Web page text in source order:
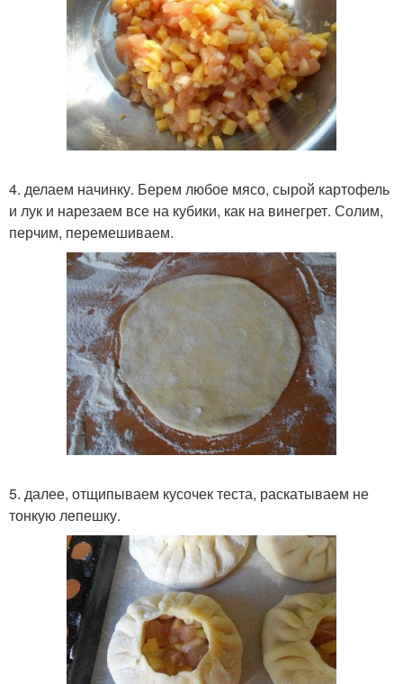
4. делаем начинку. Берем любое мясо, сырой картофель
и лук и нарезаем все на кубики, как на винегрет. Солим,
перчим, перемешиваем.
5. далее, отщипываем кусочек теста, раскатываем не
тонкую лепешку.